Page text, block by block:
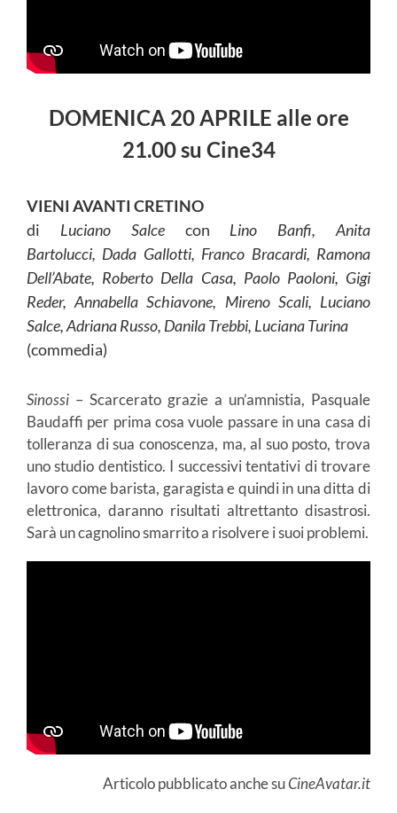
DOMENICA 20 APRILE alle ore
21.00 su Cine34
VIENI AVANTI CRETINO
di Luciano Salce con Lino Banfi, Anita
Bartolucci, Dada Gallotti, Franco Bracardi, Ramona
Dell’Abate, Roberto Della Casa, Paolo Paoloni, Gigi
Reder, Annabella Schiavone, Mireno Scali, Luciano
Salce, Adriana Russo, Danila Trebbi, Luciana Turina
(commedia)
Sinossi – Scarcerato grazie a un’amnistia, Pasquale
Baudaffi per prima cosa vuole passare in una casa di
tolleranza di sua conoscenza, ma, al suo posto, trova
uno studio dentistico. I successivi tentativi di trovare
lavoro come barista, garagista e quindi in una ditta di
elettronica, daranno risultati altrettanto disastrosi.
Sarà un cagnolino smarrito a risolvere i suoi problemi.
Articolo pubblicato anche suCineAvatar.it